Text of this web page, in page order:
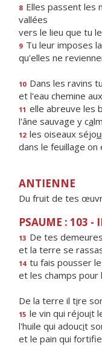
8 Elles passent les
vallées
vers le lieu que tu
9 Tu leur imposes
qu'elles ne
10 Dans les ravins
et l'eau chemine
11 elle abreuve les b
l'âne sauvage y ca
12 les oiseaux séjou
dans le feuillage on
ANTIENNE
Du fruit de tes
PSAUME : 103 -
13 De tes
et la terre se
14 tu fais pousser
et les champs pour
De la terre il tire
15 le vin qui réjouit
l'huile qui adoucit
et le pain qui fortif